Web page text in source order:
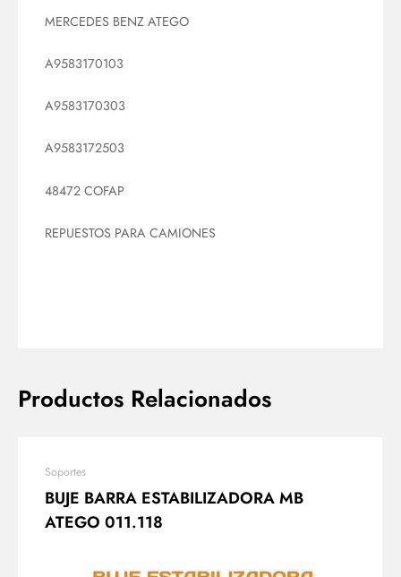
MERCEDES BENZ ATEGO
A9583170103
A9583170303
A9583172503
48472 COFAP
REPUESTOS PARA CAMIONES
Productos Relacionados
Soportes
BUJE BARRA ESTABILIZADORA MB
ATEGO 011.118